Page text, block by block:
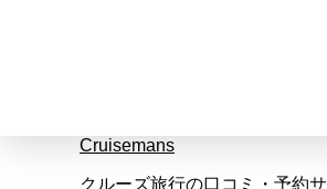
Cruisemans
クルーズ旅行の口コミ・予約サ